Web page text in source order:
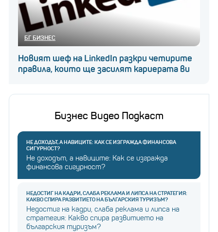
БГ БИЗНЕС
Новият шеф на LinkedIn разкри четирите
правила, които ще засилят кариерата ви
Бизнес Видео Подкаст
НЕ ДОХОДЪТ, А НАВИЦИТЕ: КАК СЕ ИЗГРАЖДА ФИНАНСОВА
СИГУРНОСТ?
Не доходът, а навиците: Как се изгражда
финансова сигурност?
НЕДОСТИГ НА КАДРИ, СЛАБА РЕКЛАМА И ЛИПСА НА СТРАТЕГИЯ:
КАКВО СПИРА РАЗВИТИЕТО НА БЪЛГАРСКИЯ ТУРИЗЪМ?
Недостиг на кадри, слаба реклама и липса на
стратегия: Какво спира развитието на
българския туризъм?